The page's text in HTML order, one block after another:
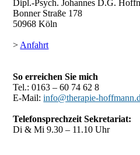
Dipl.-Psych. Johannes D.G.
Bonner Straße 178
50968 Köln
> Anfahrt
So erreichen Sie mich
Tel.: 0163 – 60 74 62 8
E-Mail:info@therapie-
Telefonsprechzeit Sekretariat:
Di & Mi 9.30 – 11.10 Uhr